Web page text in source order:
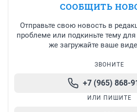
СООБЩИТЬ
Отправьте свою новость в
проблеме или подкиньте тему
же загружайте ваше
ЗВОНИТЕ
+7 (965) 868-
ИЛИ ПИШИТЕ